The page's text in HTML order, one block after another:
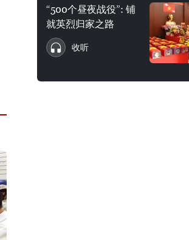
“500个昼夜战役”: 铺
就英烈归家之路
收听